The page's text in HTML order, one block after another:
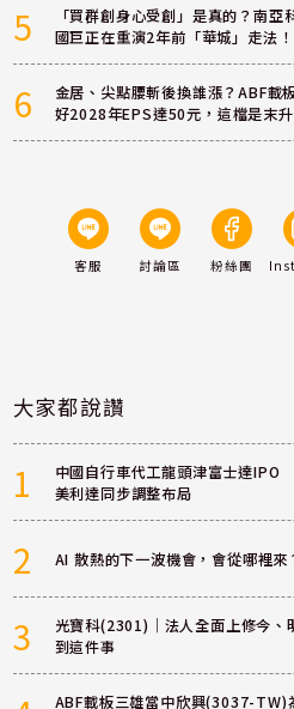
5
「買群創身心受創」是真的？南亞
國巨正在重演2年前「華城」走法！
6
金居、尖點腰斬後換誰漲？ABF載
好2028年EPS達50元，這檔是末
客服 討論區 粉絲團
大家都說讚
1
中國自行車代工龍頭津富士達IPO
美利達同步調整布局
2 AI 散熱的下一波機會，會從哪裡來
3
光寶科(2301)｜法人全面上修今、
到這件事
ABF載板三雄當中欣興(3037-TW)